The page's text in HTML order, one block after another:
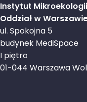
Instytut Mikroekologii
Oddział w
ul. Spokojna 5
budynek MediSpace
I piętro
01-044 Warszawa